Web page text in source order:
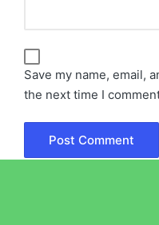
Save my name, email,
the next time I